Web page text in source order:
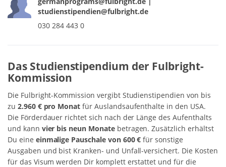
studienstipendien@fulbright.de
030 284 443 0
Das Studienstipendium der Fulbright-
Kommission
Die Fulbright-Kommission vergibt Studienstipendien von bis
zu 2.960 € pro Monat für Auslandsaufenthalte in den USA.
Die Förderdauer richtet sich nach der Länge des Aufenthalts
und kann vier bis neun Monatebetragen. Zusätzlich erhältst
Du eine einmalige Pauschale von 600 € für sonstige
Ausgaben und bist Kranken- und Unfall-versichert. Die Kosten
für das Visum werden Dir komplett erstattet und für die